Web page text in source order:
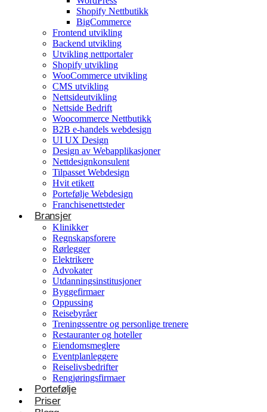
Shopify Nettbutikk
BigCommerce
Frontend utvikling
Backend utvikling
Utvikling nettportaler
Shopify utvikling
WooCommerce utvikling
CMS utvikling
Nettsideutvikling
Nettside Bedrift
Woocommerce Nettbutikk
B2B e-handels webdesign
UI UX Design
Design av Webapplikasjoner
Nettdesignkonsulent
Tilpasset Webdesign
Hvit etikett
Portefølje Webdesign
Franchisenettsteder
Bransjer
Klinikker
Regnskapsforere
Rørlegger
Elektrikere
Advokater
Utdanningsinstitusjoner
Byggefirmaer
Oppussing
Reisebyråer
Treningssentre og personlige trenere
Restauranter og hoteller
Eiendomsmeglere
Eventplanleggere
Reiselivsbedrifter
Rengjøringsfirmaer
Portefølje
Priser
Konsulentvirksomhet og partnerskap
Nettdesignkonsulent
Hvit etikett
E-handelsløsning
Woocommerce Nettbutikk
Shopify utvikling
WooCommerce utvikling
Betjener
WordPress
Shopify Nettbutikk
BigCommerce
Ønsker du å bygge din tilstedeværelse på nett i
Norge?
Få et tilbud
Byggetjenester
Byggefirmaer